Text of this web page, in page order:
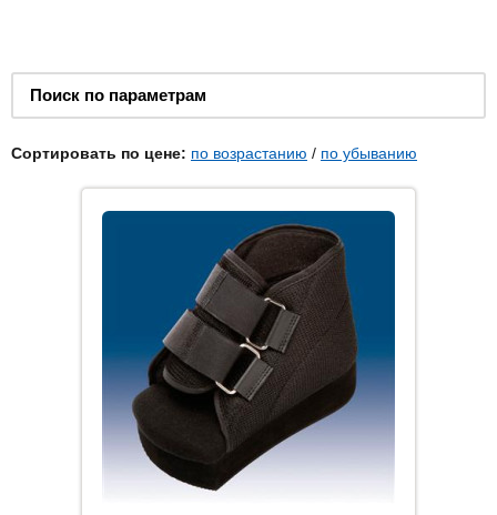
Поиск по параметрам
Сортировать по цене: по возрастанию / по убыванию